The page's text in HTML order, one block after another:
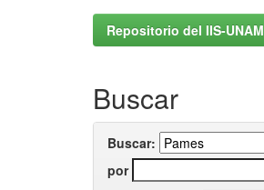
Repositorio del IIS-UNAM
Buscar
Buscar:
por